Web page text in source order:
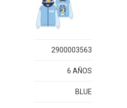
2900003563
6 AÑOS
BLUE